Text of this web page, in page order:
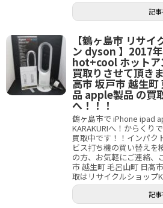
記
【鶴ヶ島市 リサ
ン dyson 】2017
hot+cool ホットア
買取りさせて頂き
高市 坂戸市 越生
品 apple製品 の買
へ！！！
鶴ヶ島市で iPhone ipad
KARAKURIへ！からくり
買取中です！！インパク
ビス打ち機の買い替えを
の方、お気軽にご連絡、
市 越生町 毛呂山町 日高
取はリサイクルショップ
記